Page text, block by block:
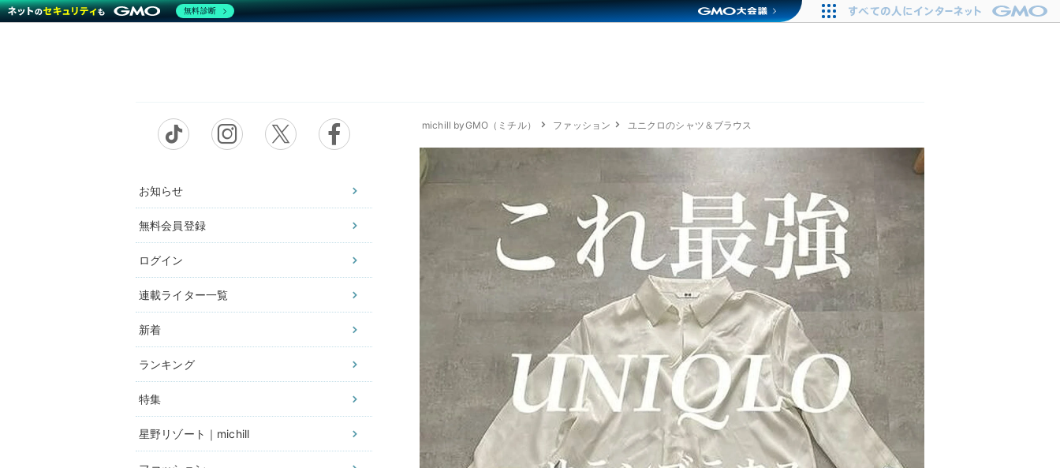
お知らせ
無料会員登録
ログイン
連載ライター一覧
新着
ランキング
特集
星野リゾート｜michill
michill byGMO（ミチル） ファッション ユニクロのシャツ＆ブラウス
無料診断